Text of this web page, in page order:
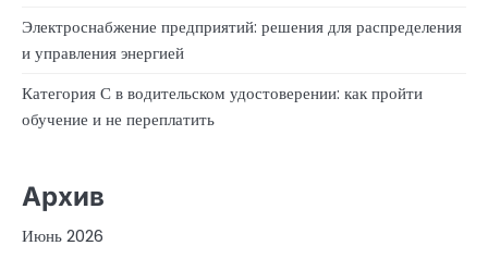
Электроснабжение предприятий: решения для распределения
и управления энергией
Категория С в водительском удостоверении: как пройти
обучение и не переплатить
Архив
Июнь 2026